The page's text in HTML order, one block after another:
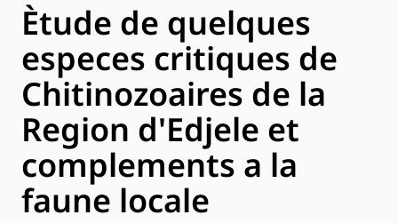
Ètude de quelques
especes critiques de
Chitinozoaires de la
Region d'Edjele et
complements a la
faune locale